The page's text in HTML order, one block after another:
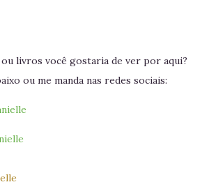
ou livros você gostaria de ver por aqui?
ou me manda nas redes sociais: